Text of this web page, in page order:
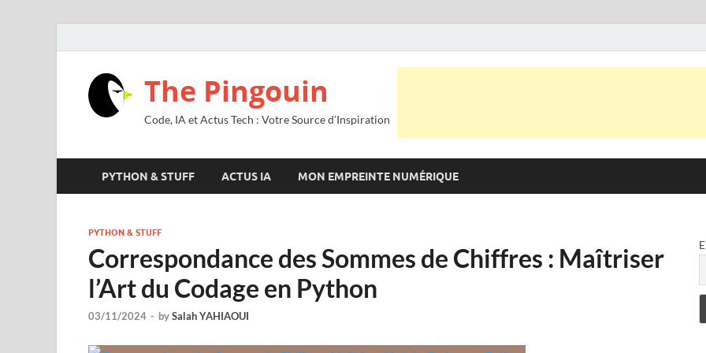
The Pingouin
Code, IA et Actus Tech : Votre Source d’Inspiration
PYTHON & STUFF ACTUS IA MON EMPREINTE NUMÉRIQUE
PYTHON & STUFF
Correspondance des Sommes de Chiffres : Maîtriser
l’Art du Codage en Python
03/11/2024 - bySalah YAHIAOUI